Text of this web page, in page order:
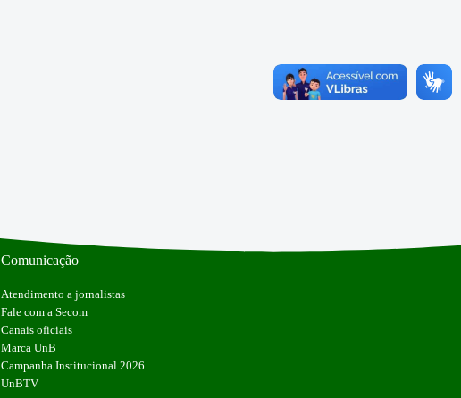
Comunicação
Atendimento a jornalistas
Fale com a Secom
Canais oficiais
Marca UnB
Campanha Institucional 2026
UnBTV